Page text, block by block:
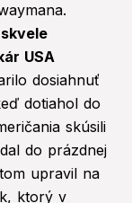
USA
dosiahnuť
dotiahol do
skúsili
do prázdnej
upravil na
ktorý v